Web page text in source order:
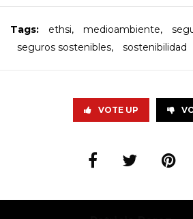
Tags: ethsi, medioambiente,
seguros sostenibles, sostenibilidad
VOTE UP